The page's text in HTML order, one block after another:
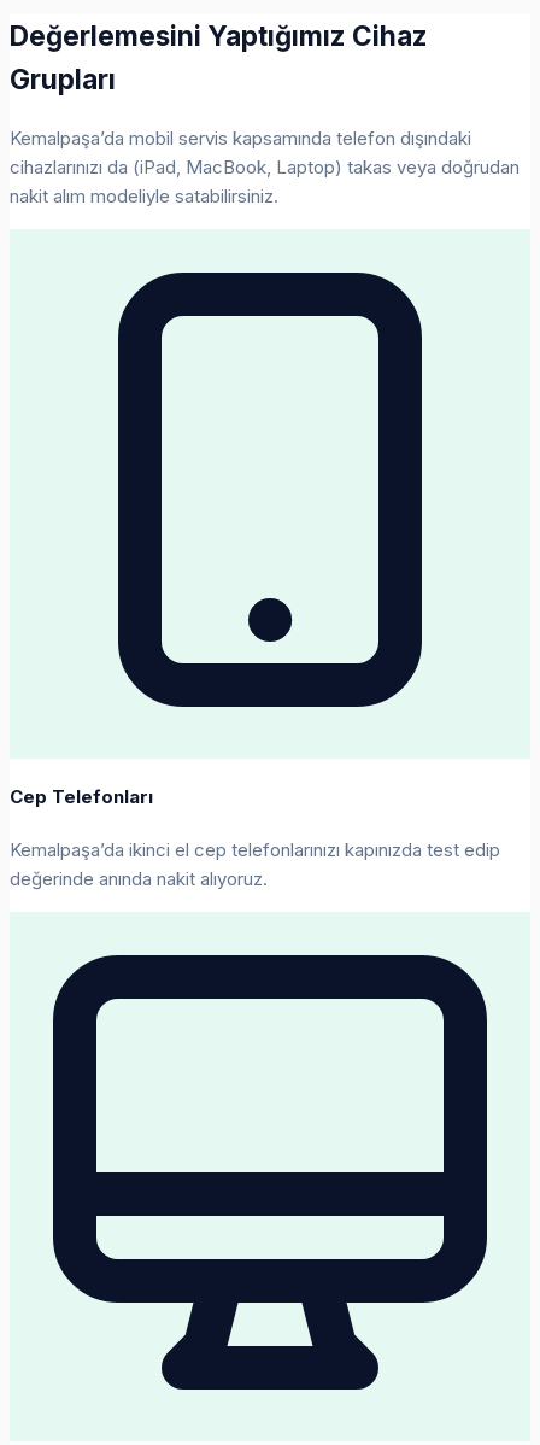
Değerlemesini Yaptığımız Cihaz
Grupları
Kemalpaşa’da mobil servis kapsamında telefon dışındaki
cihazlarınızı da (iPad, MacBook, Laptop) takas veya doğrudan
nakit alım modeliyle satabilirsiniz.
Cep Telefonları
Kemalpaşa’da ikinci el cep telefonlarınızı kapınızda test edip
değerinde anında nakit alıyoruz.